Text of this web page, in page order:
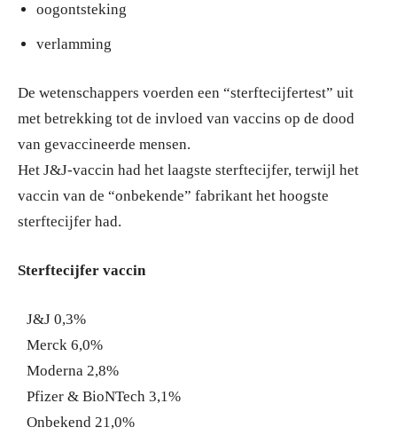
oogontsteking
verlamming
De wetenschappers voerden een “sterftecijfertest” uit
met betrekking tot de invloed van vaccins op de dood
van gevaccineerde mensen.
Het J&J-vaccin had het laagste sterftecijfer, terwijl het
vaccin van de “onbekende” fabrikant het hoogste
sterftecijfer had.
Sterftecijfer vaccin
J&J 0,3%
Merck 6,0%
Moderna 2,8%
Pfizer & BioNTech 3,1%
Onbekend 21,0%